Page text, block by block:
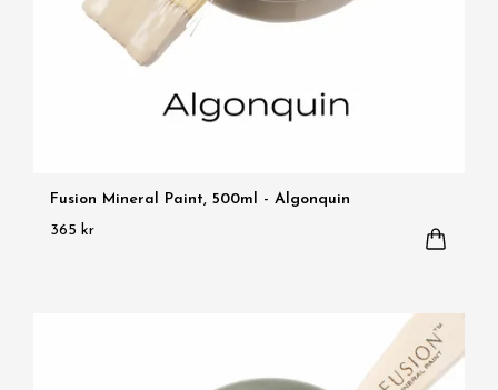
Fusion Mineral Paint, 500ml - Algonquin
365 kr